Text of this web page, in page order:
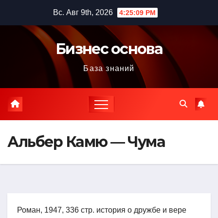
содержимому
Вс. Авг 9th, 2026 4:25:10 PM
Бизнес основа
База знаний
Альбер Камю — Чума
Роман, 1947, 336 стр. история о дружбе и вере